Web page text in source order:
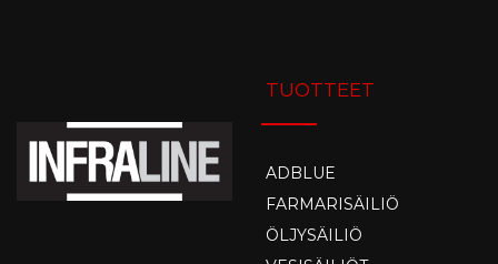
TUOTTEET
ADBLUE
FARMARISÄILIÖ
ÖLJYSÄILIÖ